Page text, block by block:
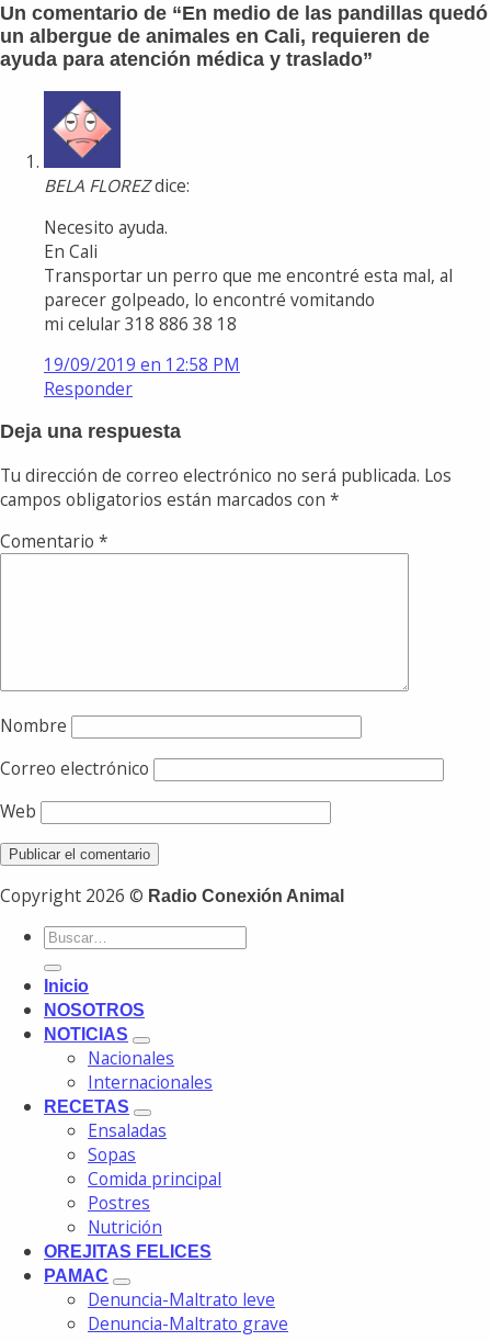
Un comentario de “En medio de las pandillas quedó
un albergue de animales en Cali, requieren de
ayuda para atención médica y traslado”
BELA FLOREZdice:
Necesito ayuda.
En Cali
Transportar un perro que me encontré esta mal, al
parecer golpeado, lo encontré vomitando
mi celular 318 886 38 18
19/09/2019 en 12:58 PM
Responder
Deja una respuesta
Tu dirección de correo electrónico no será publicada. Los
campos obligatorios están marcados con *
Comentario *
Nombre
Correo electrónico
Web
Copyright 2026 © Radio Conexión Animal
Inicio
NOSOTROS
NOTICIAS
Nacionales
Internacionales
RECETAS
Ensaladas
Sopas
Comida principal
Postres
Nutrición
OREJITAS FELICES
PAMAC
Denuncia-Maltrato leve
Denuncia-Maltrato grave